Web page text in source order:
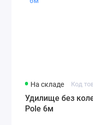
На складе Код
Удилище без
Pole 6м